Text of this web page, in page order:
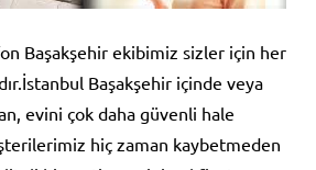
Başakşehir ekibimiz sizler için her
Başakşehir içinde veya
evini çok daha güvenli hale
hiç zaman kaybetmeden